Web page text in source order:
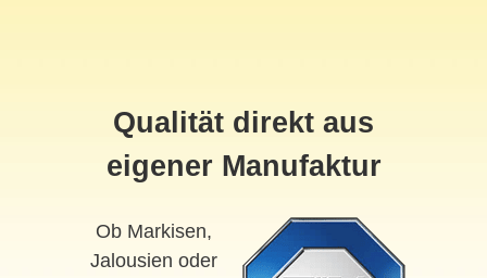
Qualität direkt aus
eigener Manufaktur
Ob Markisen,
Jalousien oder